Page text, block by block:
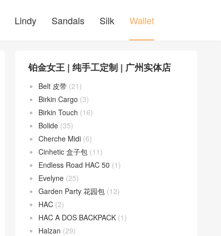
Lindy Sandals Silk Wallet
铂金女王 | 纯手工定制 | 广州实体店
Belt 皮带 (21)
Birkin Cargo (3)
Birkin Touch (16)
Bolide (35)
Cherche Midi (6)
Cinhetic 盒子包 (11)
Endless Road HAC 50 (1)
Evelyne (25)
Garden Party 花园包 (12)
HAC (2)
HAC A DOS BACKPACK (1)
Halzan (29)